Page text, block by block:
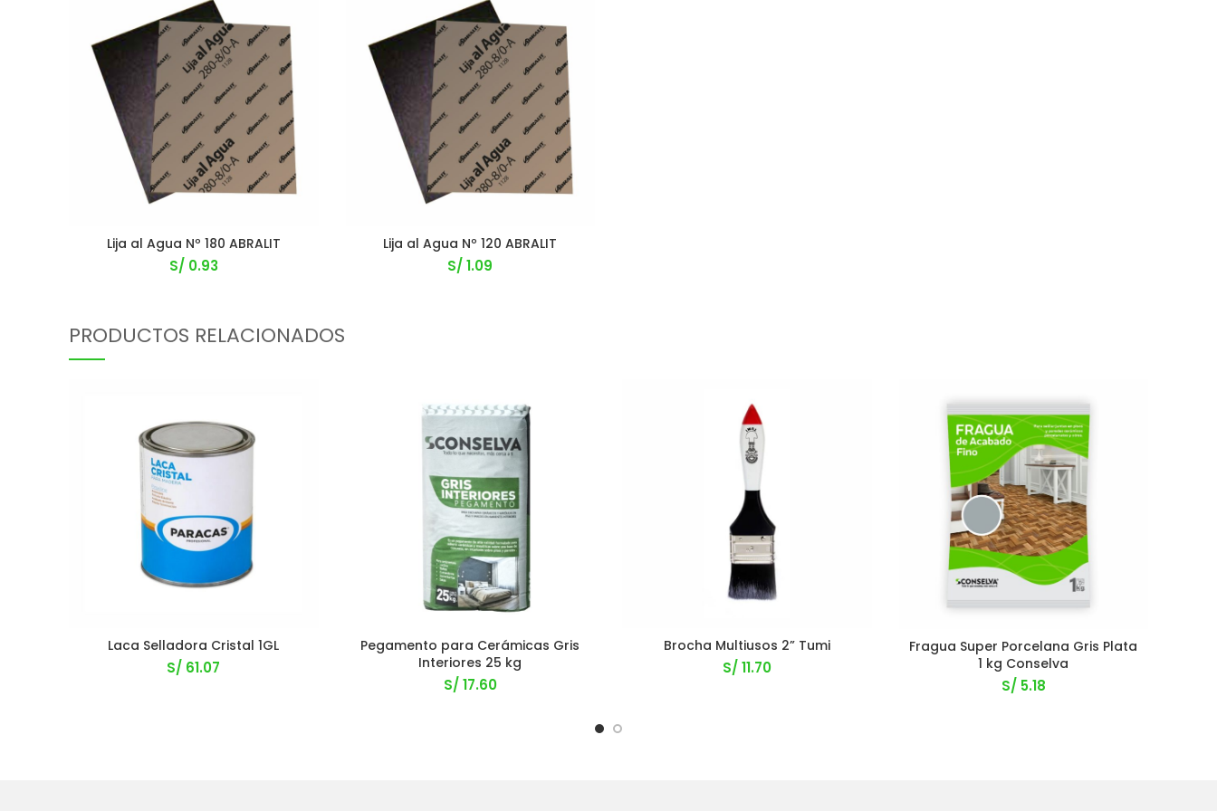
Lija al Agua Nº 180 ABRALIT
S/0.93
Lija al Agua Nº 120 ABRALIT
S/1.09
PRODUCTOS RELACIONADOS
Laca Selladora Cristal 1GL
S/ 61.07
Pegamento para Cerámicas Gris
Interiores 25 kg
S/ 17.60
Brocha Multiusos 2” Tumi
S/ 11.70
Fragua Super Porcelana Gris Plata
1 kg Conselva
S/ 5.18